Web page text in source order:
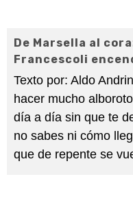
De Marsella al
Francescoli
Texto por: Aldo
hacer mucho
día a día sin que te
no sabes ni cómo
que de repente se